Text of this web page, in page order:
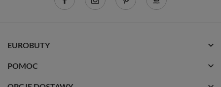
EUROBUTY
POMOC